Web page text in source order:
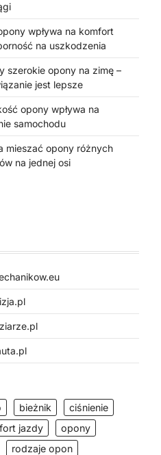
wpływa na komfort
na uszkodzenia
szerokie opony na zimę –
jest lepsze
opony wpływa na
samochodu
mieszać opony różnych
na jednej osi
bieżnik
ciśnienie
jazdy
opony
rodzaje opon